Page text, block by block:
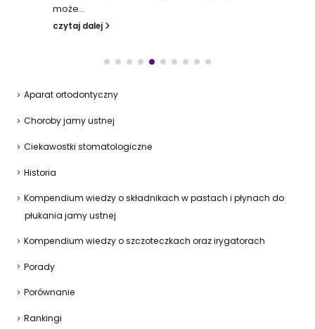
może...
czytaj dalej
Aparat ortodontyczny
Choroby jamy ustnej
Ciekawostki stomatologiczne
Historia
Kompendium wiedzy o składnikach w pastach i płynach do
płukania jamy ustnej
Kompendium wiedzy o szczoteczkach oraz irygatorach
Porady
Porównanie
Rankingi